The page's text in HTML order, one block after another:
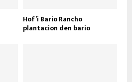
Hof’i Bario Rancho
plantacion den bario